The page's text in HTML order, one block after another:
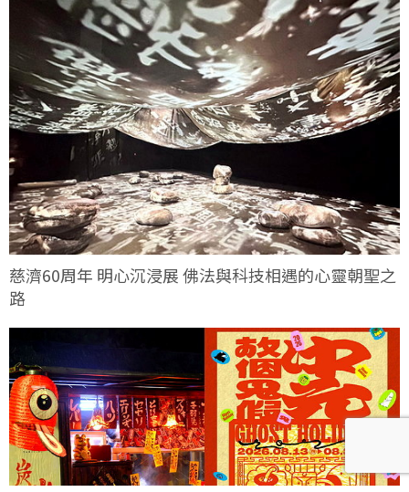
慈濟60周年 明心沉浸展 佛法與科技相遇的心靈朝聖之
路